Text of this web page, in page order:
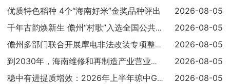
优质特色稻种 4个“海南好米”金奖品种评出
2026-08-05
千年古韵焕新生 儋州“村歌”入选全国公共文化服务高质量发展典 2026-08-05
儋州多部门联合开展摩电非法改装专项整治 查扣涉案车辆25辆 2026-08-05
到2030年，海南维修和再制造产业营业收入达到300亿元 2026-08-05
稳中有进提质增效：2026年上半年琼中GDP同比增长4.1%
2026-08-05